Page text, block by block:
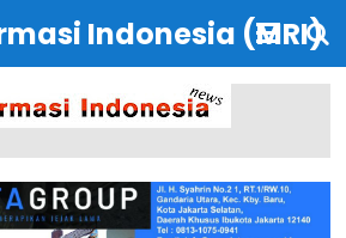
Indonesia (MRI)